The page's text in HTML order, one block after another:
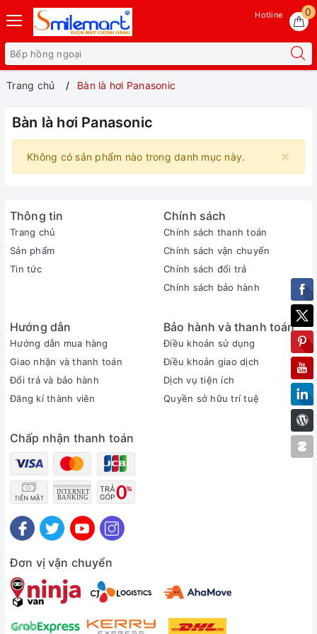
0
Hotline
Trang chủ Bàn là hơi Panasonic
Bàn là hơi Panasonic
×
Không có sản phẩm nào trong danh mục này.
Thông tin
Trang chủ
Sản phẩm
Tin tức
Chính sách
Chính sách thanh toán
Chính sách vận chuyển
Chính sách đổi trả
Chính sách bảo hành
Hướng dẫn
Hướng dẫn mua hàng
Giao nhận và thanh toán
Đổi trả và bảo hành
Đăng kí thành viên
Bảo hành và thanh toán
Điều khoản sử dụng
Điều khoản giao dịch
Dịch vụ tiện ích
Quyền sở hữu trí tuệ
Chấp nhận thanh toán
Đơn vị vận chuyển